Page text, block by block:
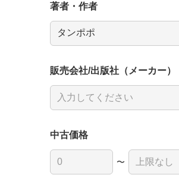
著者・作者
販売会社/出版社（メーカー）
中古価格
〜